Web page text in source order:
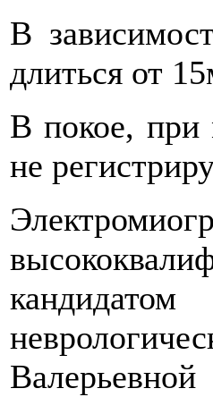
В
длиться от
В покое, при
не
Валерьевной